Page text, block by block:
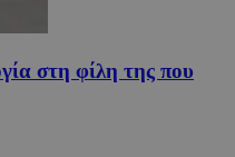
στη φίλη της που